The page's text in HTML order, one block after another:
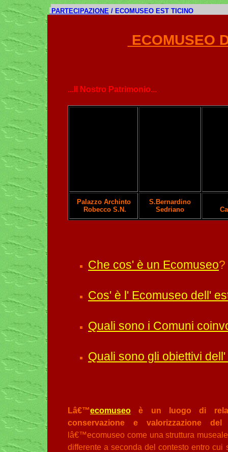
PARTECIPAZIONE / ECOMUSEO EST TICINO
ECOMUSEO
...Il Nostro Patrimonio...
Palazzo Archinto
Robecco S.N.
S.Bernardino
Sedriano
Che cos' è un Ecomuseo?
Cos' è l' Ecomuseo dell'
Quali sono i Comuni
Quali sono gli obiettivi
Lâ€™ecomuseo è un luogo di
conservazione e valorizzazione del
lâ€™ecomuseo come una struttura
differente a seconda del contesto entro cui